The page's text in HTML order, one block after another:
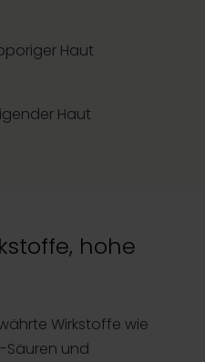
Haut
Haut
hohe
Wirkstoffe wie
Säuren und